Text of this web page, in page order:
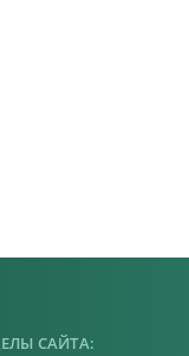
САЙТА: